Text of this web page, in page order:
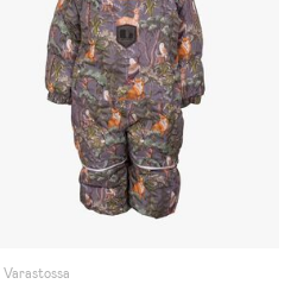
Varastossa